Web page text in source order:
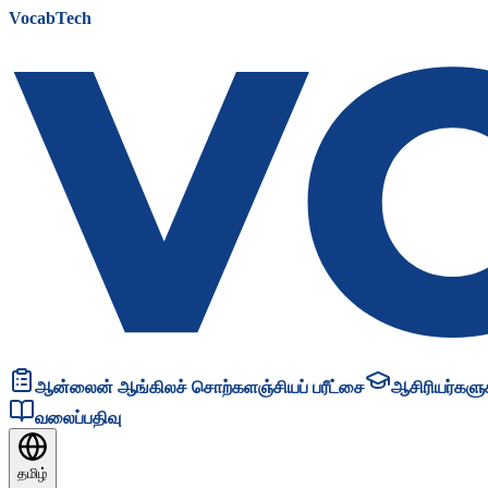
VocabTech
ஆன்லைன் ஆங்கிலச் சொற்களஞ்சியப் பரீட்சை
வலைப்பதிவு
தமிழ்